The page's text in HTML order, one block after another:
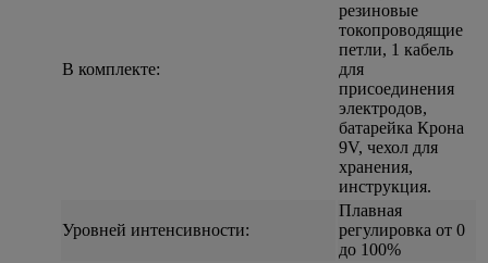
В комплекте:
резиновые
токопроводящие
петли, 1 кабель
для
присоединения
электродов,
батарейка Крона
9V, чехол для
хранения,
инструкция.
Уровней интенсивности:
Плавная
регулировка от 0
до 100%